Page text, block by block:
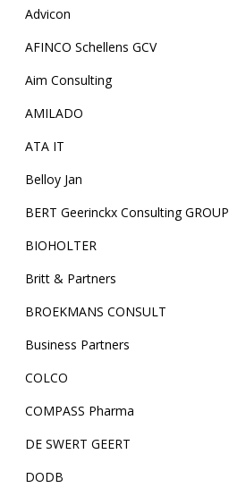
Advicon
AFINCO Schellens GCV
Aim Consulting
AMILADO
ATA IT
Belloy Jan
BERT Geerinckx Consulting GROUP
BIOHOLTER
Britt & Partners
BROEKMANS CONSULT
Business Partners
COLCO
COMPASS Pharma
DE SWERT GEERT
DODB